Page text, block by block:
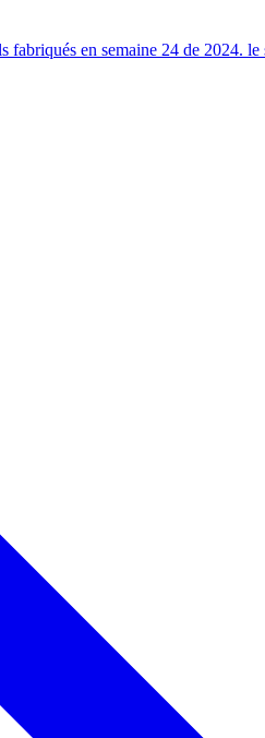
en semaine 24 de 2024.